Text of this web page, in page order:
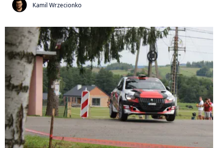
Kamil Wrzecionko